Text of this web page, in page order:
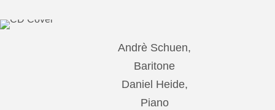
Andrè Schuen,
Baritone
Daniel Heide,
Piano